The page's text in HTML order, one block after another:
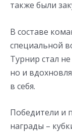
также были
В составе
специальной
Турнир стал
но и
в себя.
Победители и
награды –